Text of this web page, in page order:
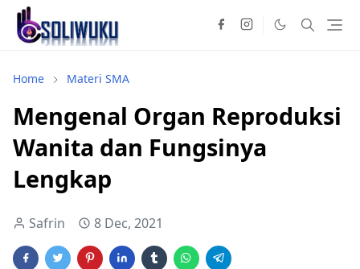
Home Materi SMA
Mengenal Organ Reproduksi
Wanita dan Fungsinya
Lengkap
Safrin 8 Dec, 2021